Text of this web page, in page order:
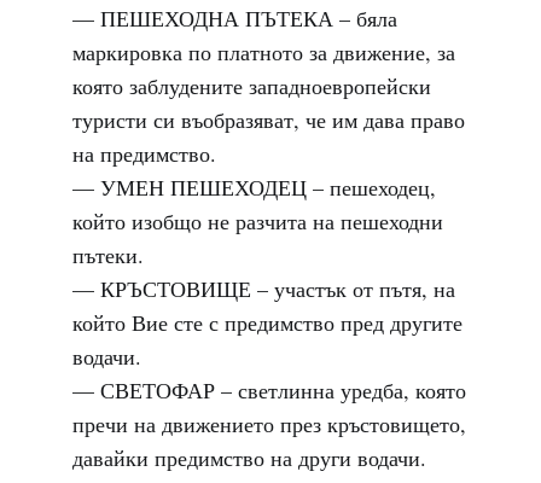
— ПЕШЕХОДНА ПЪТЕКА – бяла
маркировка по платното за движение, за
която заблудените западноевропейски
туристи си въобразяват, че им дава право
на предимство.
— УМЕН ПЕШЕХОДЕЦ – пешеходец,
който изобщо не разчита на пешеходни
пътеки.
— КРЪСТОВИЩЕ – участък от пътя, на
който Вие сте с предимство пред другите
водачи.
— СВЕТОФАР – светлинна уредба, която
пречи на движението през кръстовището,
давайки предимство на други водачи.